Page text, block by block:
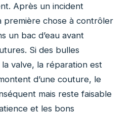
Après un incident
première chose à contrôler
un bac d’eau avant
Si des bulles
valve, la réparation est
d’une couture, le
mais reste faisable
et les bons